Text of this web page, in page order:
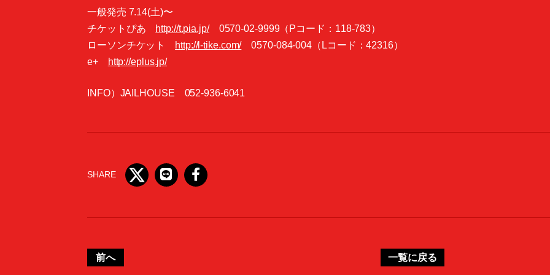
一般発売 7.14(土)〜
チケットぴあ http://t.pia.jp/0570-02-9999（Pコード：118-783）
ローソンチケット
http://l-tike.com/0570-084-004（Lコード：42316）
e+
http://eplus.jp/
INFO）JAILHOUSE 052-936-6041
SHARE
前へ 一覧に戻る